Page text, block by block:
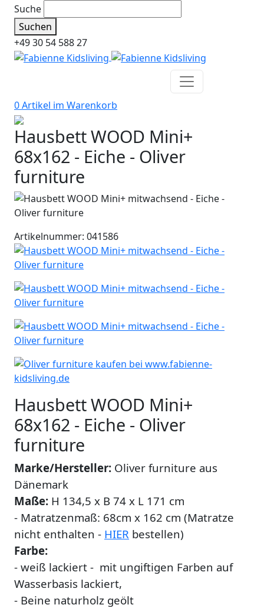
Suche
Suchen
+49 30 54 588 27
0 Artikel im Warenkorb
Hausbett WOOD Mini+
68x162 - Eiche - Oliver
furniture
Artikelnummer: 041586
Hausbett WOOD Mini+
68x162 - Eiche - Oliver
furniture
Marke/Hersteller: Oliver furniture aus
Dänemark
Maße: H 134,5 x B 74 x L 171 cm
- Matratzenmaß: 68cm x 162 cm (Matratze
nicht enthalten - HIER bestellen)
Farbe:
- weiß lackiert - mit ungiftigen Farben auf
Wasserbasis lackiert,
- Beine naturholz geölt